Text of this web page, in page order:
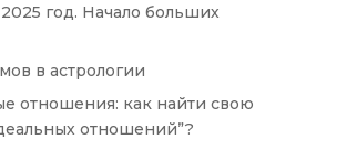
год. Начало больших
в астрологии
отношения: как найти свою
отношений”?